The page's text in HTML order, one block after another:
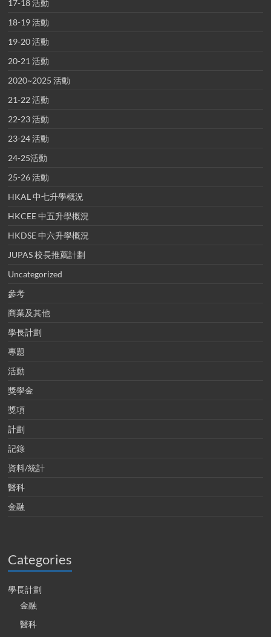
17-18 活動
18-19 活動
19-20 活動
20-21 活動
2020~2025 活動
21-22 活動
22-23 活動
23-24 活動
24-25活動
25-26 活動
HKAL 中七升學概況
HKCEE 中五升學概況
HKDSE 中六升學概況
JUPAS 校長推薦計劃
Uncategorized
參考
商業及其他
學長計劃
專題
活動
獎學金
獎項
計劃
記錄
資料/統計
醫科
金融
Categories
學長計劃
金融
醫科